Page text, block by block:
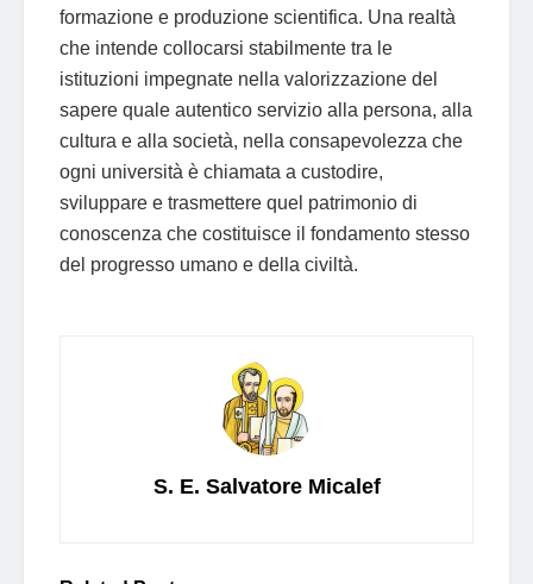
formazione e produzione scientifica. Una realtà
che intende collocarsi stabilmente tra le
istituzioni impegnate nella valorizzazione del
sapere quale autentico servizio alla persona, alla
cultura e alla società, nella consapevolezza che
ogni università è chiamata a custodire,
sviluppare e trasmettere quel patrimonio di
conoscenza che costituisce il fondamento stesso
del progresso umano e della civiltà.
S. E. Salvatore Micalef